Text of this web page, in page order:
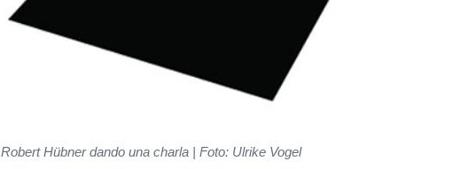
Robert Hübner dando una charla | Foto: Ulrike Vogel